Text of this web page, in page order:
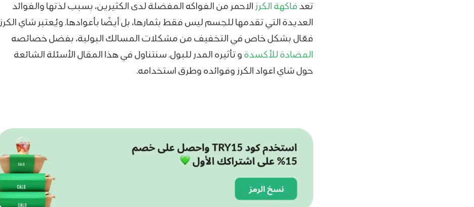
تعد فاكهة الكرز الاحمر من الفواكه المفضلة لدى الكثيرين، بسبب لذتها والفوائد
العديدة التي تقدمها للجسم ليس فقط بثمارها، بل أيضًا بأعوادها. ويُعتبر شاي الكرز
فعّال بشكل خاص في التخفيف من مشكلات المسالك البولية، بفضل خصائصه
المضادة للأكسدة و تأثيره المدر للبول. سنتناول في هذا المقال الأسئلة الشائعة
حول شاي اعواد الكرز وفوائده وطرق استخدامه.